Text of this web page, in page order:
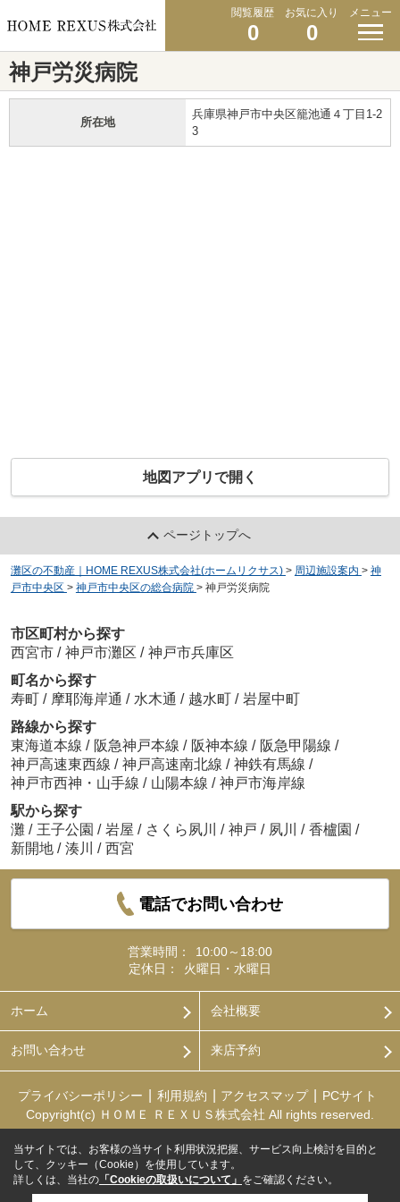
閲覧履歴
0
お気に入り
0
メニュー
神戸労災病院
所在地
兵庫県神戸市中央区籠池通４丁目1-2
3
地図アプリで開く
ページトップへ
灘区の不動産｜HOME REXUS株式会社(ホームリクサス) > 周辺施設案内 > 神
戸市中央区 > 神戸市中央区の総合病院 > 神戸労災病院
市区町村から探す
西宮市 / 神戸市灘区 / 神戸市兵庫区
町名から探す
寿町 / 摩耶海岸通 / 水木通 / 越水町 / 岩屋中町
路線から探す
東海道本線 / 阪急神戸本線 / 阪神本線 / 阪急甲陽線 /
神戸高速東西線 / 神戸高速南北線 / 神鉄有馬線 /
神戸市西神・山手線 / 山陽本線 / 神戸市海岸線
駅から探す
灘 / 王子公園 / 岩屋 / さくら夙川 / 神戸 / 夙川 / 香櫨園 /
新開地 / 湊川 / 西宮
電話でお問い合わせ
営業時間：
10:00～18:00
定休日：
火曜日・水曜日
ホーム 会社概要
お問い合わせ 来店予約
プライバシーポリシー 利用規約 アクセスマップ
PCサイト
Copyright(c) ＨＯＭＥ ＲＥＸＵＳ株式会社 All rights reserved.
当サイトでは、お客様の当サイト利用状況把握、サービス向上検討を目的と
して、クッキー（Cookie）を使用しています。
詳しくは、当社の 「Cookieの取扱いについて」 をご確認ください。